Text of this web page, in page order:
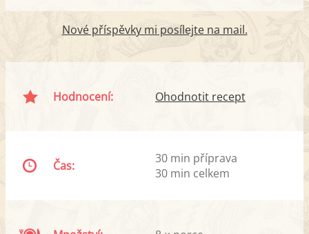
Nové příspěvky mi posílejte na mail.
Hodnocení: Ohodnotit recept
Čas:
30 min příprava
30 min celkem